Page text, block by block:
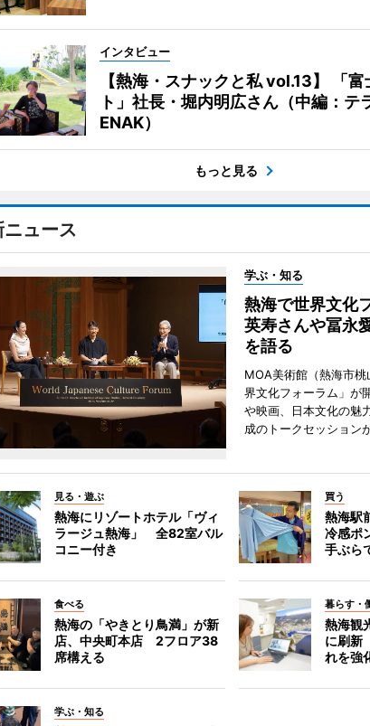
インタビュー
【熱海・スナックと私 vol.13】 「
ト」社長・堀内明広さん（中編：テ
ENAK）
もっと見る
ュース
学ぶ・知る
熱海で世界文化
英寿さんや冨永
を語る
MOA美術館（熱海市
界文化フォーラム」が
や映画、日本文化の魅
成のトークセッション
見る・遊ぶ
熱海にリゾートホテル「ヴィ
ラージュ熱海」 全82室バル
コニー付き
買う
熱海駅
冷感ポ
手ぶら
食べる
熱海の「やきとり鳥満」が新
店、中央町本店 2フロア38
席構える
暮らす・
熱海観
に刷新
れを強
学ぶ・知る